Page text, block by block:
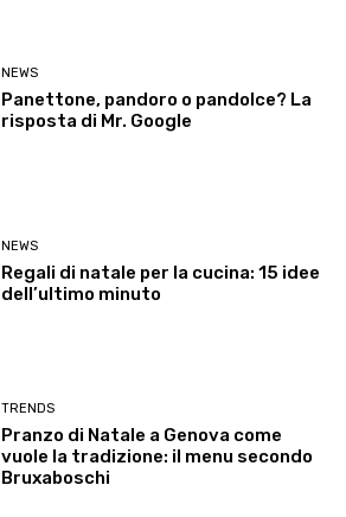
NEWS
Panettone, pandoro o pandolce? La
risposta di Mr. Google
NEWS
Regali di natale per la cucina: 15 idee
dell’ultimo minuto
TRENDS
Pranzo di Natale a Genova come
vuole la tradizione: il menu secondo
Bruxaboschi